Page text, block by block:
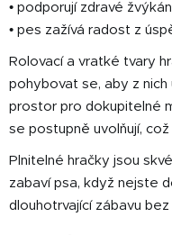
• podporují zdravé
• pes zažívá radost z
Rolovací a vratké tvary
pohybovat se, aby z
prostor pro dokupitelné
se postupně uvolňují,
Plnitelné hračky jsou
zabaví psa, když nejste
dlouhotrvající zábavu